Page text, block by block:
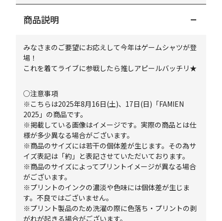
商品説明
みなさまのご要望にお応えして今年はゲームシャツが登
場！
これを着てライブに参戦したら推しアピールバッチリ★
○注意事項
※こちらは2025年8月16日(土)、17日(日)「FAMIEN
2025」の商品です。
※掲載している画像はイメージです。実際の商品とは仕
様が多少異なる場合がございます。
※商品のサイズには若干の個体差が生じます。その為サ
イズ表記は「約」と表記させていただいております。
※商品のサイズによってプリントイメージが異なる場合
がございます。
※プリントのインクの濃淡や色味には個体差が生じま
す。不良ではございません。
※プリント製品のため洗濯の際に色落ち・プリントの剥
がれが起きる場合がございます。